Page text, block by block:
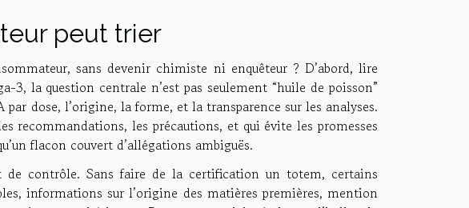
peut trier
sans devenir chimiste ni enquêteur ? D’abord, lire
3, la question centrale n’est pas seulement “huile de poisson”
par dose, l’origine, la forme, et la transparence sur les analyses.
recommandations, les précautions, et qui évite les promesses
flacon couvert d’allégations ambiguës.
de contrôle. Sans faire de la certification un totem, certains
informations sur l’origine des matières premières, mention